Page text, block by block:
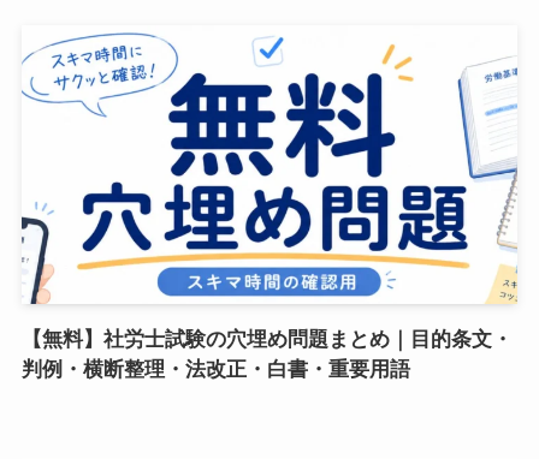
【無料】社労士試験の穴埋め問題まとめ｜目的条文・
判例・横断整理・法改正・白書・重要用語